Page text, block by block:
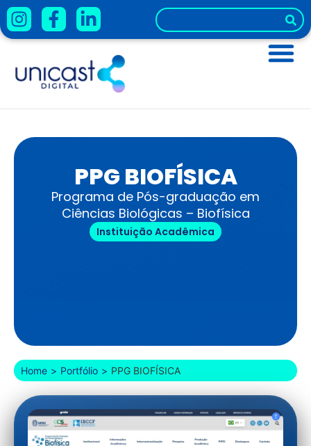
PPG BIOFÍSICA
Programa de Pós-graduação em
Ciências Biológicas – Biofísica
Instituição Acadêmica
Home > Portfólio > PPG BIOFÍSICA